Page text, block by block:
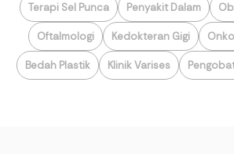
Terapi Sel Punca Penyakit Dalam
Oftalmologi Kedokteran Gigi
Bedah Plastik Klinik Varises